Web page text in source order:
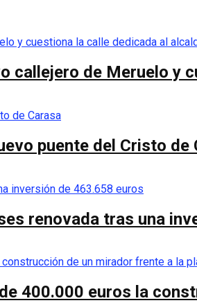
callejero de Meruelo y
puente del Cristo de
renovada tras una
400.000 euros la